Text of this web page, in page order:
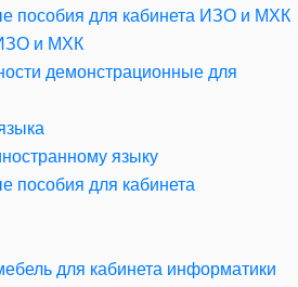
пособия для кабинета ИЗО и МХК
и МХК
демонстрационные для
языку
пособия для кабинета
для кабинета информатики